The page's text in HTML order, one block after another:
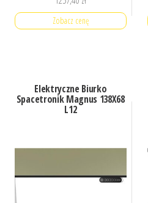
Zobacz cenę
Elektryczne Biurko
Spacetronik Magnus 138X68
L12